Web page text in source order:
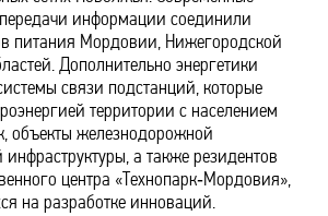
информации соединили
питания Мордовии, Нижегородской
Дополнительно энергетики
связи подстанций, которые
территории с населением
объекты железнодорожной
инфраструктуры, а также резидентов
центра «Технопарк‑Мордовия»,
на разработке инноваций.